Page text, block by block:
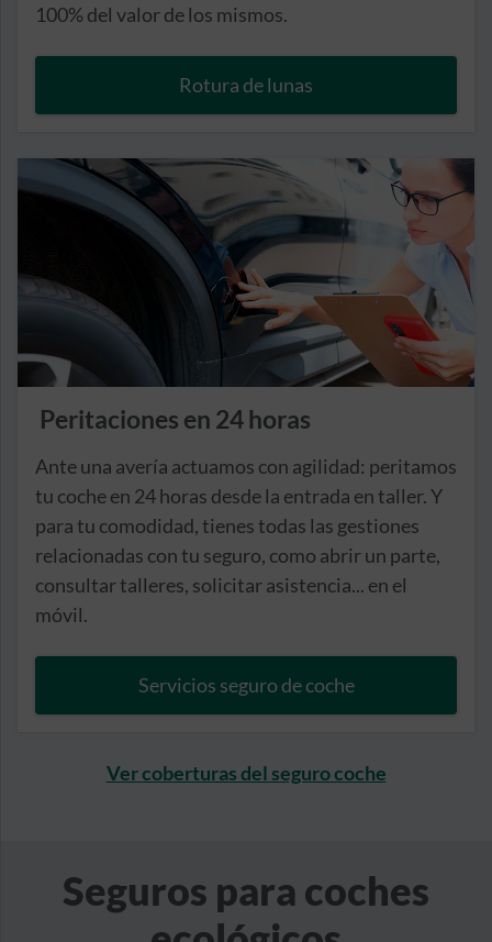
100% del valor de los mismos.
Rotura de lunas
Peritaciones en 24 horas
Ante una avería actuamos con agilidad: peritamos
tu coche en 24 horas desde la entrada en taller. Y
para tu comodidad, tienes todas las gestiones
relacionadas con tu seguro, como abrir un parte,
consultar talleres, solicitar asistencia... en el
móvil.
Servicios seguro de coche
Ver coberturas del seguro coche
Seguros para coches